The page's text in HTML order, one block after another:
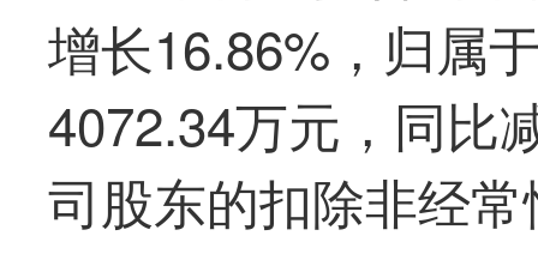
增长16.86%，归属
4072.34万元，同比
司股东的扣除非经